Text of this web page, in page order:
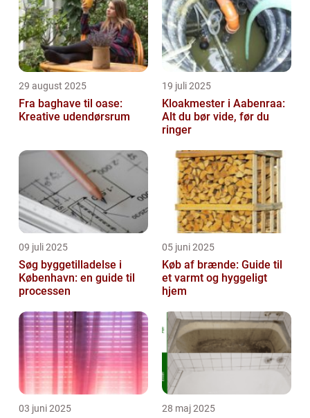
29 august 2025
Fra baghave til oase:
Kreative udendørsrum
19 juli 2025
Kloakmester i Aabenraa:
Alt du bør vide, før du
ringer
09 juli 2025
Søg byggetilladelse i
København: en guide til
processen
05 juni 2025
Køb af brænde: Guide til
et varmt og hyggeligt
hjem
03 juni 2025 28 maj 2025